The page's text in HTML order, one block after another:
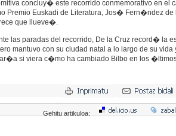
concluy� este recorrido conmemorativo en el
Premio Euskadi de Literatura, Jos� Fern�ndez de
que llueve�.
las paradas del recorrido, De la Cruz record� la
mantuvo con su ciudad natal a lo largo de su
si viera c�mo ha cambiado Bilbo en los
Gehitu artikuloa: